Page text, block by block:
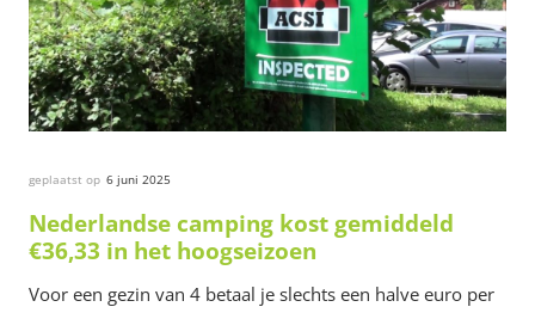
geplaatst op 6 juni 2025
Nederlandse camping kost gemiddeld
€36,33 in het hoogseizoen
Voor een gezin van 4 betaal je slechts een halve euro per